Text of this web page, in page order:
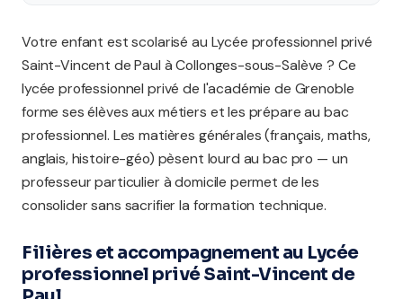
Votre enfant est scolarisé au Lycée professionnel privé
Saint-Vincent de Paul à Collonges-sous-Salève ? Ce
lycée professionnel privé de l'académie de Grenoble
forme ses élèves aux métiers et les prépare au bac
professionnel. Les matières générales (français, maths,
anglais, histoire-géo) pèsent lourd au bac pro — un
professeur particulier à domicile permet de les
consolider sans sacrifier la formation technique.
Filières et accompagnement au Lycée
professionnel privé Saint-Vincent de